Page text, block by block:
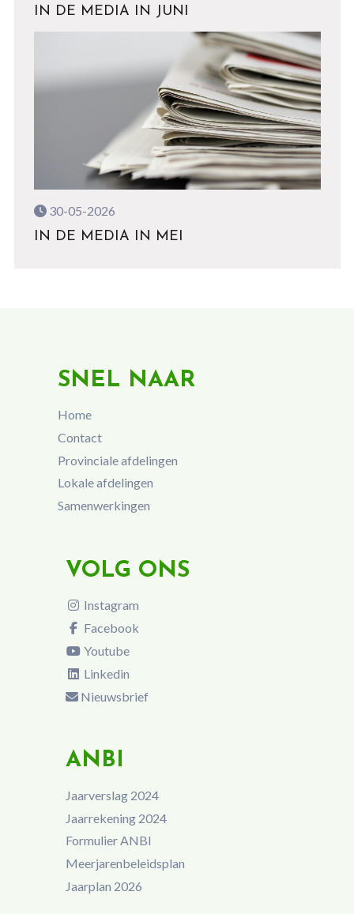
IN DE MEDIA IN JUNI
30-05-2026
IN DE MEDIA IN MEI
SNEL NAAR
Home
Contact
Provinciale afdelingen
Lokale afdelingen
Samenwerkingen
VOLG ONS
Instagram
Facebook
Youtube
Linkedin
Nieuwsbrief
ANBI
Jaarverslag 2024
Jaarrekening 2024
Formulier ANBI
Meerjarenbeleidsplan
Jaarplan 2026